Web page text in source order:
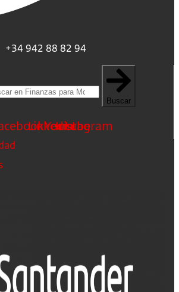
+34 942 88 82 94
Buscar
Linkedin
Youtube
Instagram